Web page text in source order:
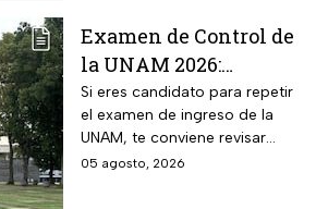
Examen de Control de
la UNAM 2026:
¿Cuántos aciertos
piden en las carreras
más solicitadas?
Si eres candidato para repetir
el examen de ingreso de la
UNAM, te conviene revisar
cuántos aciertos deberás de
05 agosto, 2026